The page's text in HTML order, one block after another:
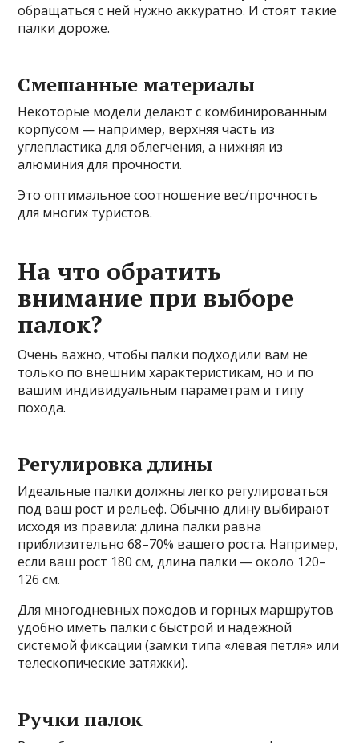
обращаться с ней нужно аккуратно. И стоят такие
палки дороже.
Смешанные материалы
Некоторые модели делают с комбинированным
корпусом — например, верхняя часть из
углепластика для облегчения, а нижняя из
алюминия для прочности.
Это оптимальное соотношение вес/прочность
для многих туристов.
На что обратить
внимание при выборе
палок?
Очень важно, чтобы палки подходили вам не
только по внешним характеристикам, но и по
вашим индивидуальным параметрам и типу
похода.
Регулировка длины
Идеальные палки должны легко регулироваться
под ваш рост и рельеф. Обычно длину выбирают
исходя из правила: длина палки равна
приблизительно 68–70% вашего роста. Например,
если ваш рост 180 см, длина палки — около 120–
126 см.
Для многодневных походов и горных маршрутов
удобно иметь палки с быстрой и надежной
системой фиксации (замки типа «левая петля» или
телескопические затяжки).
Ручки палок